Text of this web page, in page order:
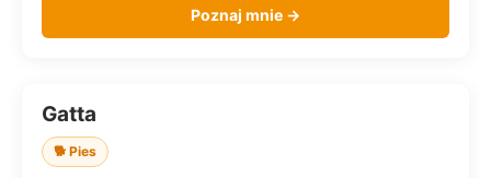
Poznaj mnie →
SZUKA DOMU
Gatta
🐕 Pies